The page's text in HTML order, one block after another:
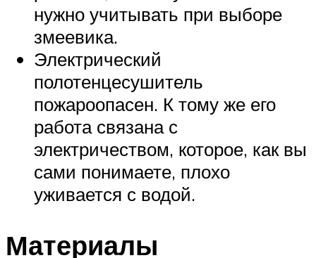
нужно учитывать при выборе
змеевика.
Электрический
полотенцесушитель
пожароопасен. К тому же его
работа связана с
электричеством, которое, как вы
сами понимаете, плохо
уживается с водой.
Материалы